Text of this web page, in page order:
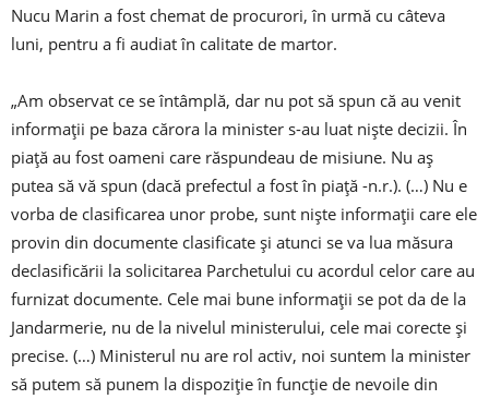
Nucu Marin a fost chemat de procurori, în urmă cu câteva
luni, pentru a fi audiat în calitate de martor.
„Am observat ce se întâmplă, dar nu pot să spun că au venit
informaţii pe baza cărora la minister s-au luat nişte decizii. În
piaţă au fost oameni care răspundeau de misiune. Nu aş
putea să vă spun (dacă prefectul a fost în piaţă -n.r.). (…) Nu e
vorba de clasificarea unor probe, sunt nişte informaţii care ele
provin din documente clasificate şi atunci se va lua măsura
declasificării la solicitarea Parchetului cu acordul celor care au
furnizat documente. Cele mai bune informaţii se pot da de la
Jandarmerie, nu de la nivelul ministerului, cele mai corecte şi
precise. (…) Ministerul nu are rol activ, noi suntem la minister
să putem să punem la dispoziţie în funcţie de nevoile din